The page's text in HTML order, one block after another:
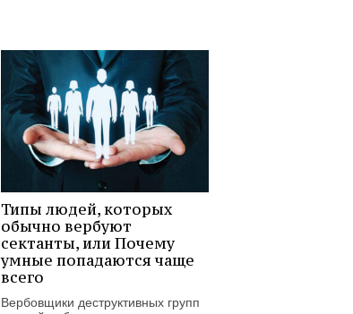
Типы людей, которых
обычно вербуют
сектанты, или Почему
умные попадаются чаще
всего
Вербовщики деструктивных групп